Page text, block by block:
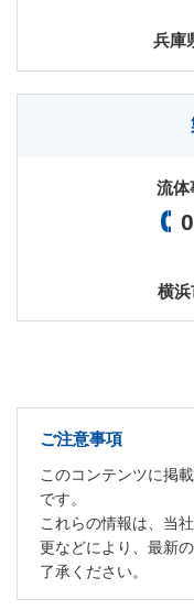
兵庫
流
横浜
ご注意事項
このコンテンツに掲
です。
これらの情報は、当
更などにより、最新
了承ください。